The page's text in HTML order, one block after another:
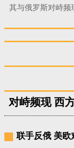
其与俄罗斯对峙频
对峙频现 西
联手反俄 美欧